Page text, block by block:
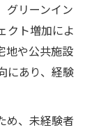
グリーンイン
クト増加によ
地や公共施設
にあり、経験
め、未経験者